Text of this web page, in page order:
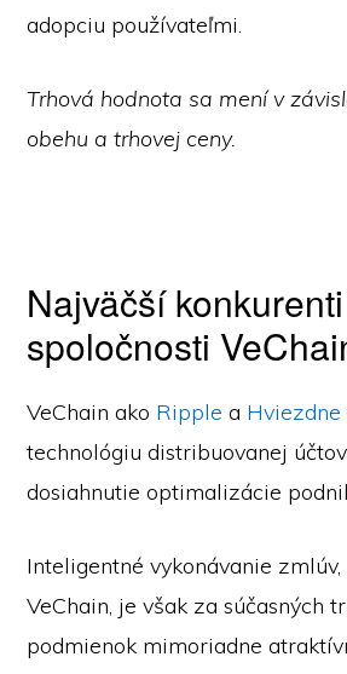
adopciu používateľmi.
Trhová hodnota sa mení v
obehu a trhovej ceny.
Najväčší konkurenti
spoločnosti
VeChain ako Ripple a Hviezdne
technológiu distribuovanej
dosiahnutie optimalizácie
Inteligentné vykonávanie
VeChain, je však za súčasných
podmienok mimoriadne